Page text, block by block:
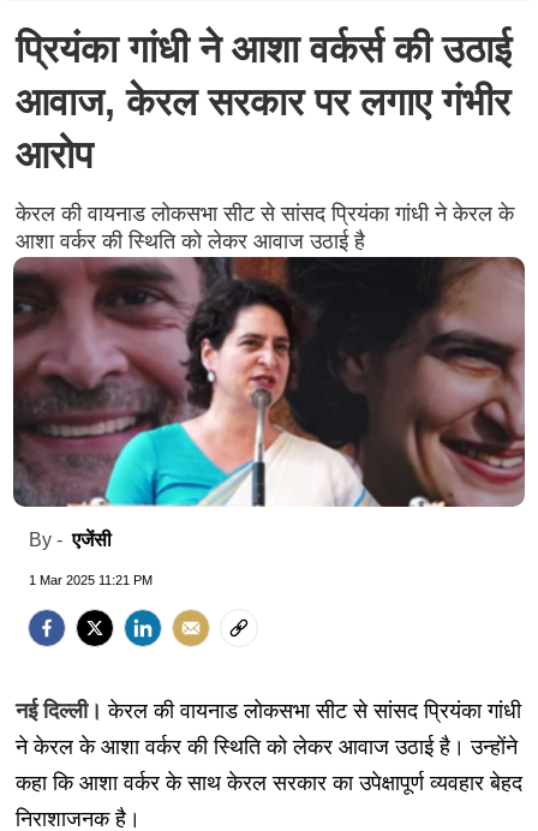
प्रियंका गांधी ने आशा वर्कर्स की उठाई
आवाज, केरल सरकार पर लगाए गंभीर
आरोप
केरल की वायनाड लोकसभा सीट से सांसद प्रियंका गांधी ने केरल के
आशा वर्कर की स्थिति को लेकर आवाज उठाई है
By -एजेंसी
1 Mar 2025 11:21 PM
नई दिल्ली। केरल की वायनाड लोकसभा सीट से सांसद प्रियंका गांधी
ने केरल के आशा वर्कर की स्थिति को लेकर आवाज उठाई है। उन्होंने
कहा कि आशा वर्कर के साथ केरल सरकार का उपेक्षापूर्ण व्यवहार बेहद
निराशाजनक है।